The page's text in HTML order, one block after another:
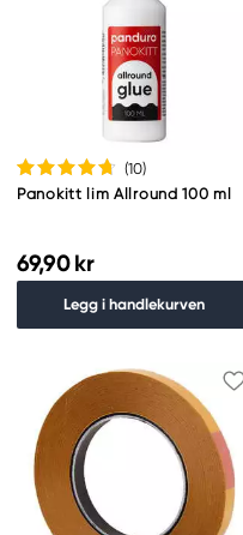
(10)
Panokitt lim Allround 100 ml
69,90 kr
Legg i handlekurven